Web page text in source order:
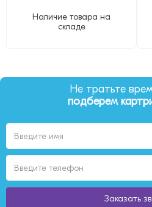
Наличие товара на
складе
Не тратьте
подберем
Заказать